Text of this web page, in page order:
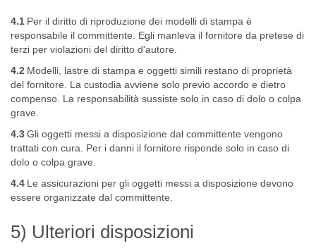
4.1 Per il diritto di riproduzione dei modelli di stampa è
responsabile il committente. Egli manleva il fornitore da pretese di
terzi per violazioni del diritto d'autore.
4.2 Modelli, lastre di stampa e oggetti simili restano di proprietà
del fornitore. La custodia avviene solo previo accordo e dietro
compenso. La responsabilità sussiste solo in caso di dolo o colpa
grave.
4.3Gli oggetti messi a disposizione dal committente vengono
trattati con cura. Per i danni il fornitore risponde solo in caso di
dolo o colpa grave.
4.4 Le assicurazioni per gli oggetti messi a disposizione devono
essere organizzate dal committente.
5) Ulteriori disposizioni